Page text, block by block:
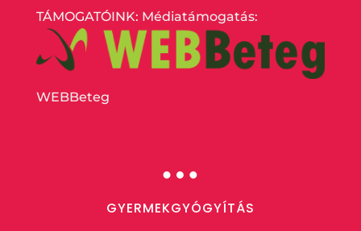
TÁMOGATÓINK: Médiatámogatás:
WEBBeteg
…
GYERMEKGYÓGYÍTÁS